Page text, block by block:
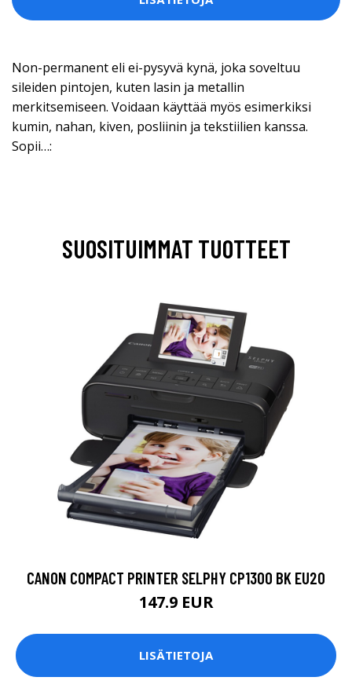
Non-permanent eli ei-pysyvä kynä, joka soveltuu
sileiden pintojen, kuten lasin ja metallin
merkitsemiseen. Voidaan käyttää myös esimerkiksi
kumin, nahan, kiven, posliinin ja tekstiilien kanssa.
Sopii…:
SUOSITUIMMAT TUOTTEET
CANON COMPACT PRINTER SELPHY CP1300 BK EU20
147.9 EUR
LISÄTIETOJA